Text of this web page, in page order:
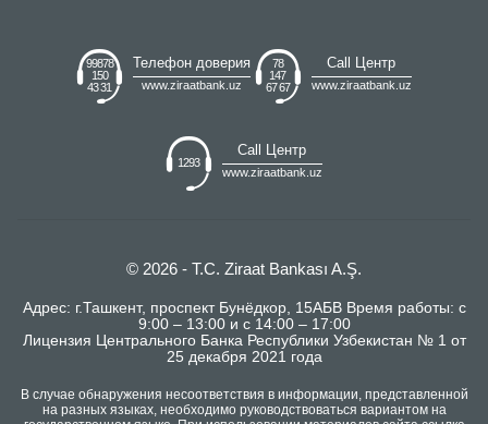
99878
150
43 31
Телефон доверия
www.ziraatbank.uz
78
147
67 67
Call Центр
www.ziraatbank.uz
1293
Call Центр
www.ziraatbank.uz
© 2026 - T.C. Ziraat Bankası A.Ş.
Адрес: г.Ташкент, проспект Бунёдкор, 15АБВ Время работы: с
9:00 – 13:00 и с 14:00 – 17:00
Лицензия Центрального Банка Республики Узбекистан № 1 от
25 декабря 2021 года
В случае обнаружения несоответствия в информации, представленной
на разных языках, необходимо руководствоваться вариантом на